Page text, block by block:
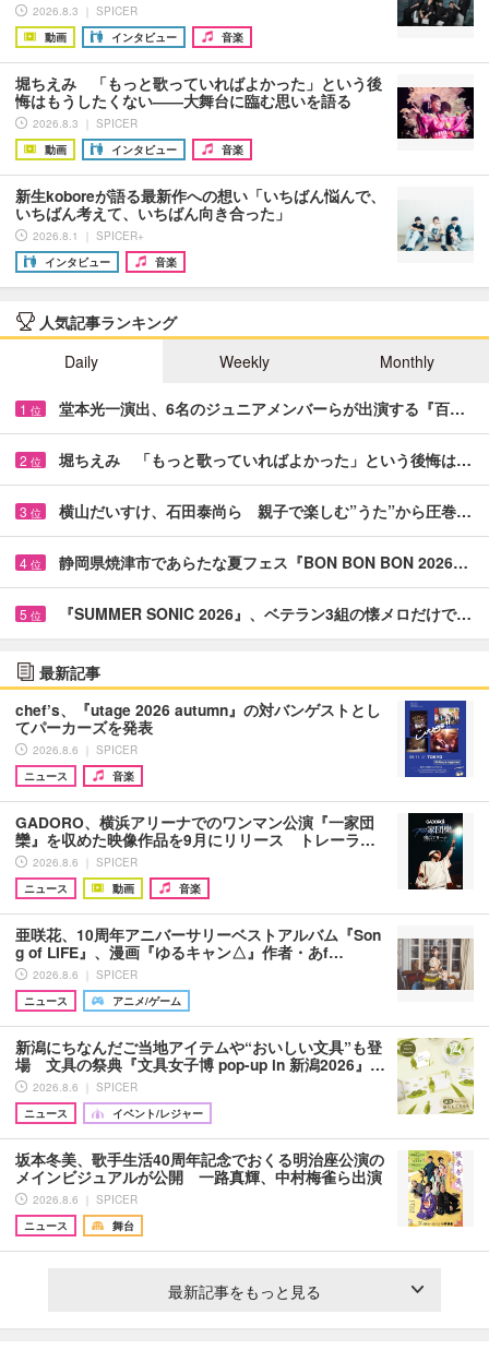
2026.8.3 ｜ SPICER
動画
インタビュー 音楽
堀ちえみ 「もっと歌っていればよかった」という後
悔はもうしたくない――大舞台に臨む思いを語る
2026.8.3 ｜ SPICER
動画
インタビュー 音楽
新生koboreが語る最新作への想い「いちばん悩んで、
いちばん考えて、いちばん向き合った」
2026.8.1 ｜ SPICER+
インタビュー
音楽
人気記事ランキング
Daily
Weekly Monthly
1 位 堂本光一演出、6名のジュニアメンバーらが出演する『百…
2 位 堀ちえみ 「もっと歌っていればよかった」という後悔は…
3 位 横山だいすけ、石田泰尚ら 親子で楽しむ”うた”から圧巻…
4 位 静岡県焼津市であらたな夏フェス『BON BON BON 2026…
5 位 『SUMMER SONIC 2026』、ベテラン3組の懐メロだけで…
最新記事
chef’s、『utage 2026 autumn』の対バンゲストとし
てパーカーズを発表
2026.8.6 ｜ SPICER
ニュース
音楽
GADORO、横浜アリーナでのワンマン公演『一家団
欒』を収めた映像作品を9月にリリース トレーラ…
2026.8.6 ｜ SPICER
ニュース
動画 音楽
亜咲花、10周年アニバーサリーベストアルバム『Son
g of LIFE』、漫画『ゆるキャン△』作者・あf…
2026.8.6 ｜ SPICER
ニュース
アニメ/ゲーム
新潟にちなんだご当地アイテムや“おいしい文具”も登
場 文具の祭典『文具女子博 pop-up in 新潟2026』…
2026.8.6 ｜ SPICER
ニュース
イベント/レジャー
坂本冬美、歌手生活40周年記念でおくる明治座公演の
メインビジュアルが公開 一路真輝、中村梅雀ら出演
2026.8.6 ｜ SPICER
ニュース
舞台
最新記事をもっと見る